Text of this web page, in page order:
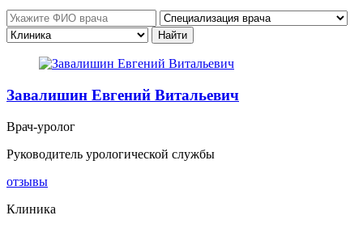
Завалишин Евгений Витальевич
Врач-уролог
Руководитель урологической службы
отзывы
Клиника